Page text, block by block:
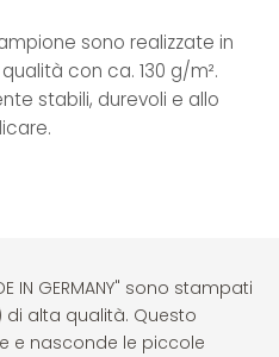
sono realizzate in
con ca. 130 g/m².
stabili, durevoli e allo
IN GERMANY" sono stampati
di alta qualità. Questo
e nasconde le piccole